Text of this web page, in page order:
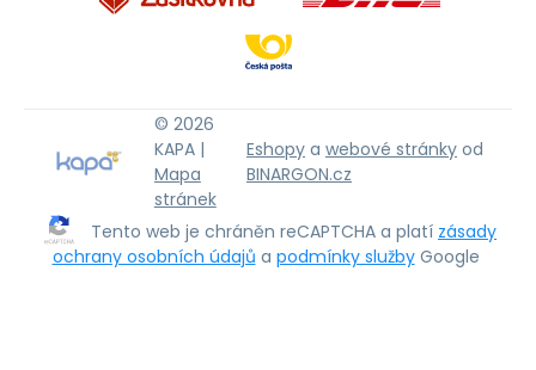
© 2026
KAPA |
Mapa
stránek
Eshopy a webové stránky od
BINARGON.cz
Tento web je chráněn reCAPTCHA a platí zásady
ochrany osobních údajů a podmínky služby Google